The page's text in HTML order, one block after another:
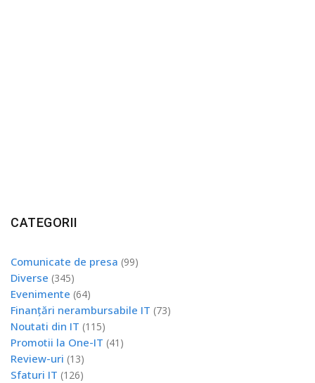
CATEGORII
Comunicate de presa (99)
Diverse (345)
Evenimente (64)
Finanțări nerambursabile IT (73)
Noutati din IT (115)
Promotii la One-IT (41)
Review-uri (13)
Sfaturi IT (126)